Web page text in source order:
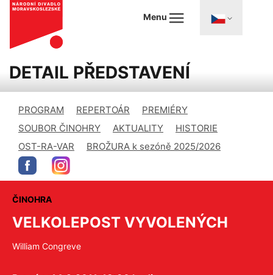
Menu
DETAIL PŘEDSTAVENÍ
PROGRAM REPERTOÁR
PREMIÉRY
SOUBOR ČINOHRY
AKTUALITY
HISTORIE
OST-RA-VAR
BROŽURA k sezóně 2025/2026
ČINOHRA
VELKOLEPOST VYVOLENÝCH
William Congreve